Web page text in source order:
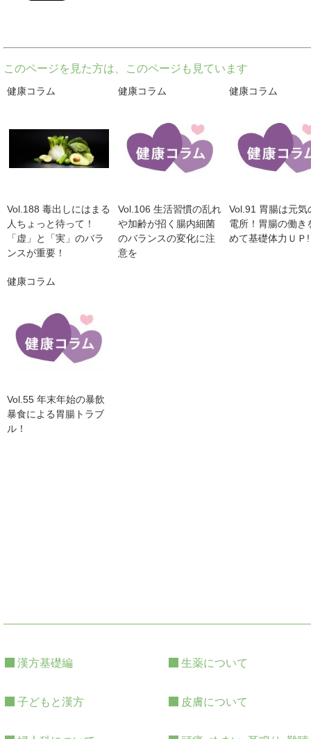
このページを見た方は、このページも見ています
健康コラム
Vol.188 毒出しにはまる
人ちょっと待って！
「虚」と「実」のバラ
ンスが重要！
健康コラム
Vol.106 生活習慣の乱れ
や加齢が招く腸内細菌
のバランスの変化に注
意を
健康コラム
Vol.91 胃腸は元気
電所！胃腸の働き
めて基礎体力ＵＰ!
健康コラム
Vol.55 年末年始の暴飲
暴食による胃腸トラブ
ル！
漢方基礎編 生薬について
子どもと漢方 皮膚について